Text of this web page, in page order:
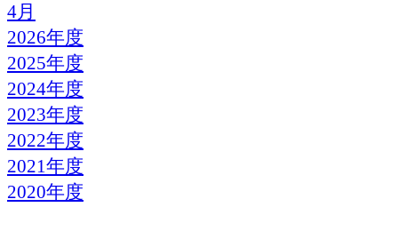
4月
2026年度
2025年度
2024年度
2023年度
2022年度
2021年度
2020年度